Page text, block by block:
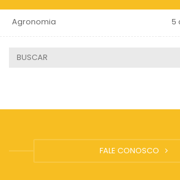
Agronomia 5
FALE CONOSCO